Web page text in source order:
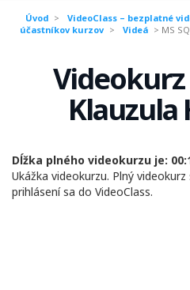
Úvod >
VideoClass – bezplatné
účastníkov kurzov > Videá > MS
Videokurz
Klauzula
Dĺžka plného videokurzu je:
Ukážka videokurzu. Plný
prihlásení sa do VideoClass.